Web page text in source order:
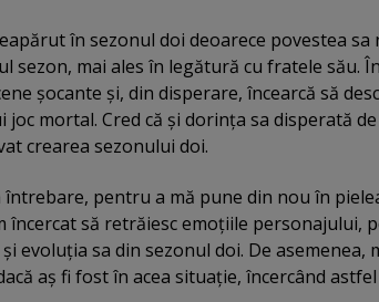
în sezonul doi deoarece povestea
sezon, mai ales în legătură cu fratele său.
şocante şi, din disperare, încearcă să
joc mortal. Cred că şi dorinţa sa disperată
crearea sezonului doi.
întrebare, pentru a mă pune din nou în
încercat să retrăiesc emoţiile personajului,
evoluţia sa din sezonul doi. De asemenea,
aş fi fost în acea situaţie, încercând